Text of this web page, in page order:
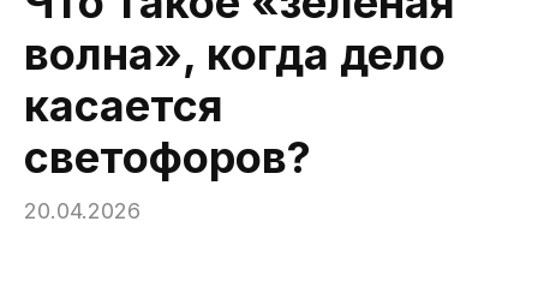
волна», когда дело
касается
светофоров?
20.04.2026